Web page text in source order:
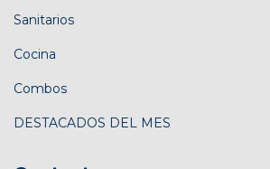
Sanitarios
Cocina
Combos
DESTACADOS DEL MES